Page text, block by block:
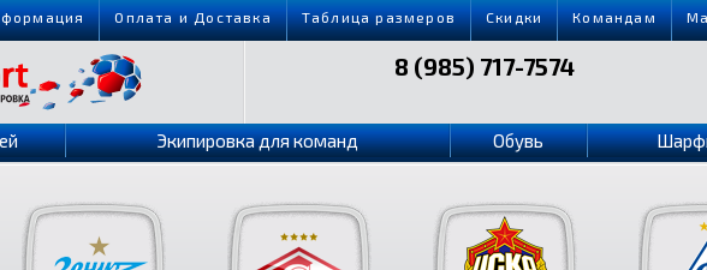
Оплата и Доставка Таблица размеров Скидки Командам
8 (985) 717-7574
Экипировка для команд Обувь